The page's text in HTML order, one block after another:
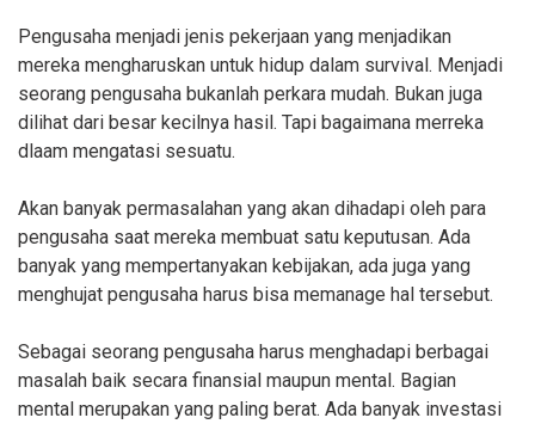
Pengusaha menjadi jenis pekerjaan yang menjadikan
mereka mengharuskan untuk hidup dalam survival. Menjadi
seorang pengusaha bukanlah perkara mudah. Bukan juga
dilihat dari besar kecilnya hasil. Tapi bagaimana merreka
dlaam mengatasi sesuatu.
Akan banyak permasalahan yang akan dihadapi oleh para
pengusaha saat mereka membuat satu keputusan. Ada
banyak yang mempertanyakan kebijakan, ada juga yang
menghujat pengusaha harus bisa memanage hal tersebut.
Sebagai seorang pengusaha harus menghadapi berbagai
masalah baik secara finansial maupun mental. Bagian
mental merupakan yang paling berat. Ada banyak investasi